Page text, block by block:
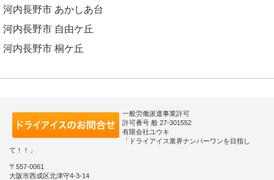
河内長野市 あかしあ台
河内長野市 自由ケ丘
河内長野市 桐ケ丘
一般労働派遣事業許可
許可番号 般 27-301552
有限会社ユウキ
「ドライアイス業界ナンバーワンを目指し
て！！」
〒557-0061
大阪市西成区北津守4-3-14